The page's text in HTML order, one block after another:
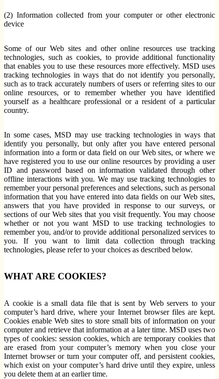
(2) Information collected from your computer or other electronic
device
Some of our Web sites and other online resources use tracking
technologies, such as cookies, to provide additional functionality
that enables you to use these resources more effectively. MSD uses
tracking technologies in ways that do not identify you personally,
such as to track accurately numbers of users or referring sites to our
online resources, or to remember whether you have identified
yourself as a healthcare professional or a resident of a particular
country.
In some cases, MSD may use tracking technologies in ways that
identify you personally, but only after you have entered personal
information into a form or data field on our Web sites, or where we
have registered you to use our online resources by providing a user
ID and password based on information validated through other
offline interactions with you. We may use tracking technologies to
remember your personal preferences and selections, such as personal
information that you have entered into data fields on our Web sites,
answers that you have provided in response to our surveys, or
sections of our Web sites that you visit frequently. You may choose
whether or not you want MSD to use tracking technologies to
remember you, and/or to provide additional personalized services to
you. If you want to limit data collection through tracking
technologies, please refer to your choices as described below.
WHAT ARE COOKIES?
A cookie is a small data file that is sent by Web servers to your
computer’s hard drive, where your Internet browser files are kept.
Cookies enable Web sites to store small bits of information on your
computer and retrieve that information at a later time. MSD uses two
types of cookies: session cookies, which are temporary cookies that
are erased from your computer’s memory when you close your
Internet browser or turn your computer off, and persistent cookies,
which exist on your computer’s hard drive until they expire, unless
you delete them at an earlier time.